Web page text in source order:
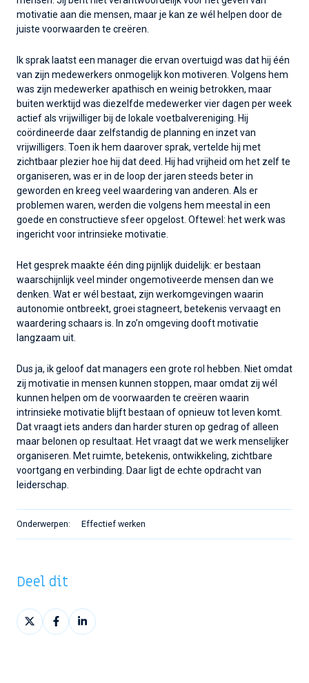
motivatie aan die mensen, maar je kan ze wél helpen door de
juiste voorwaarden te creëren.
Ik sprak laatst een manager die ervan overtuigd was dat hij één
van zijn medewerkers onmogelijk kon motiveren. Volgens hem
was zijn medewerker apathisch en weinig betrokken, maar
buiten werktijd was diezelfde medewerker vier dagen per week
actief als vrijwilliger bij de lokale voetbalvereniging. Hij
coördineerde daar zelfstandig de planning en inzet van
vrijwilligers. Toen ik hem daarover sprak, vertelde hij met
zichtbaar plezier hoe hij dat deed. Hij had vrijheid om het zelf te
organiseren, was er in de loop der jaren steeds beter in
geworden en kreeg veel waardering van anderen. Als er
problemen waren, werden die volgens hem meestal in een
goede en constructieve sfeer opgelost. Oftewel: het werk was
ingericht voor intrinsieke motivatie.
Het gesprek maakte één ding pijnlijk duidelijk: er bestaan
waarschijnlijk veel minder ongemotiveerde mensen dan we
denken. Wat er wél bestaat, zijn werkomgevingen waarin
autonomie ontbreekt, groei stagneert, betekenis vervaagt en
waardering schaars is. In zo’n omgeving dooft motivatie
langzaam uit.
Dus ja, ik geloof dat managers een grote rol hebben. Niet omdat
zij motivatie in mensen kunnen stoppen, maar omdat zij wél
kunnen helpen om de voorwaarden te creëren waarin
intrinsieke motivatie blijft bestaan of opnieuw tot leven komt.
Dat vraagt iets anders dan harder sturen op gedrag of alleen
maar belonen op resultaat. Het vraagt dat we werk menselijker
organiseren. Met ruimte, betekenis, ontwikkeling, zichtbare
voortgang en verbinding. Daar ligt de echte opdracht van
leiderschap.
Onderwerpen: Effectief werken
Deel dit
Deel
op
Deel
op
Deel
op